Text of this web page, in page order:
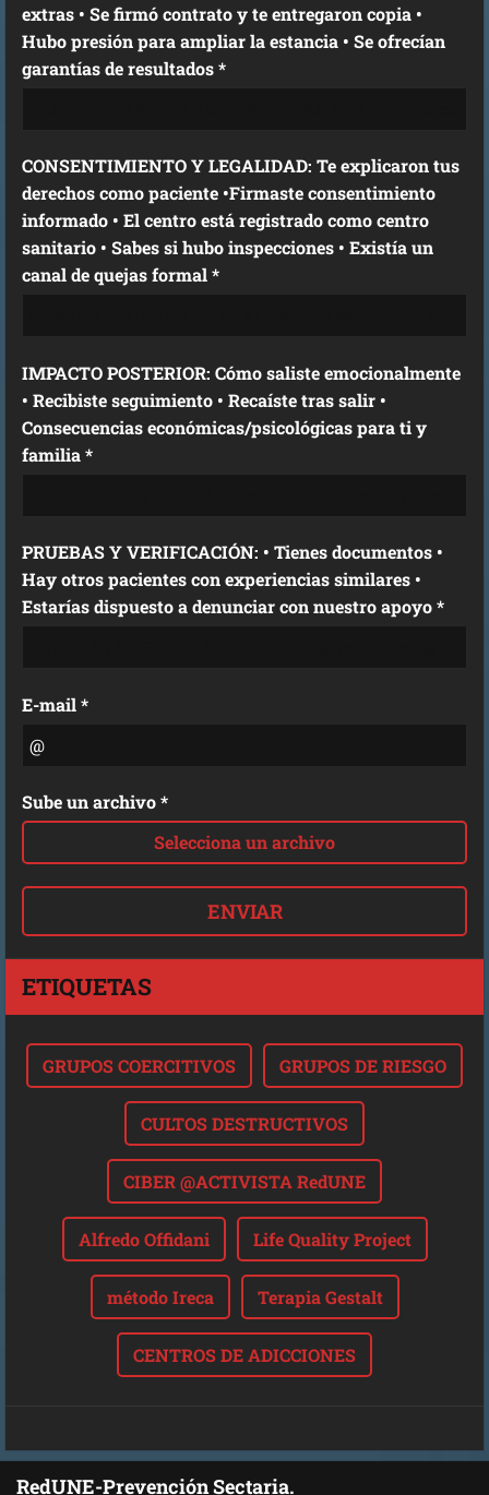
extras • Se firmó contrato y te entregaron copia •
Hubo presión para ampliar la estancia • Se ofrecían
garantías de resultados *
CONSENTIMIENTO Y LEGALIDAD: Te explicaron tus
derechos como paciente •Firmaste consentimiento
informado • El centro está registrado como centro
sanitario • Sabes si hubo inspecciones • Existía un
canal de quejas formal *
IMPACTO POSTERIOR: Cómo saliste emocionalmente
• Recibiste seguimiento • Recaíste tras salir •
Consecuencias económicas/psicológicas para ti y
familia *
PRUEBAS Y VERIFICACIÓN: • Tienes documentos •
Hay otros pacientes con experiencias similares •
Estarías dispuesto a denunciar con nuestro apoyo *
E-mail *
Sube un archivo *
Selecciona un archivo
ETIQUETAS
GRUPOS COERCITIVOS GRUPOS DE RIESGO
CULTOS DESTRUCTIVOS
CIBER @ACTIVISTA RedUNE
Alfredo Offidani Life Quality Project
método Ireca Terapia Gestalt
CENTROS DE ADICCIONES
RedUNE-Prevención Sectaria.